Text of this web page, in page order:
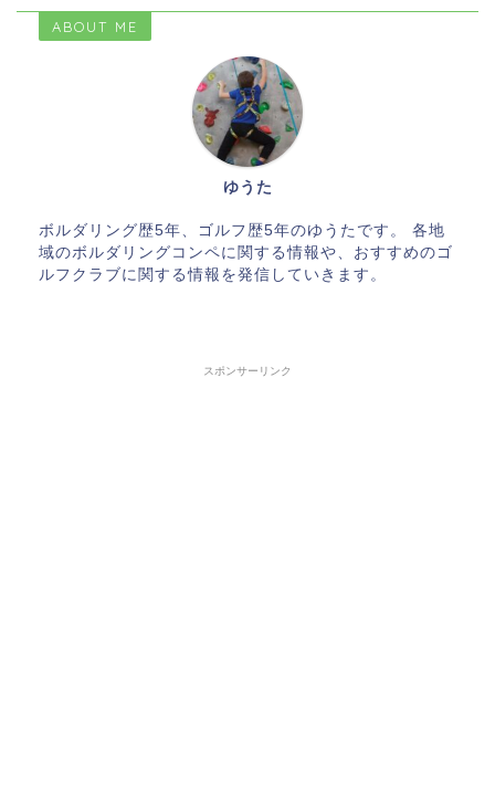
ABOUT ME
ゆうた
ボルダリング歴5年、ゴルフ歴5年のゆうたです。 各地
域のボルダリングコンペに関する情報や、おすすめのゴ
ルフクラブに関する情報を発信していきます。
スポンサーリンク